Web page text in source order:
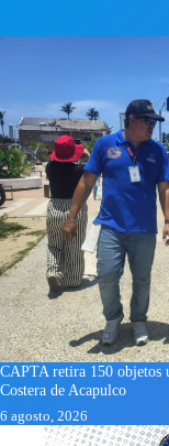
CAPTA retira 150 objetos
Costera de Acapulco
6 agosto, 2026